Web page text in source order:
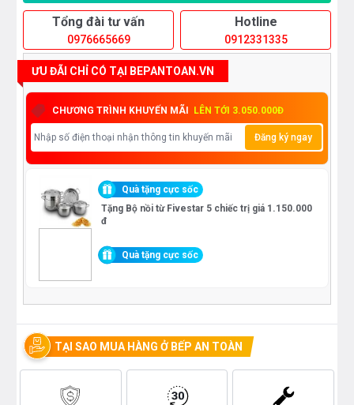
Tổng đài tư vấn
0976665669
Hotline
0912331335
ƯU ĐÃI CHỈ CÓ TẠI BEPANTOAN.VN
CHƯƠNG TRÌNH KHUYẾN MÃI LÊN TỚI 3.050.000Đ
Đăng ký ngay
Quà tặng cực sốc
Tặng Bộ nồi từ Fivestar 5 chiếc trị giá 1.150.000
đ
Quà tặng cực sốc
TẠI SAO MUA HÀNG Ở BẾP AN TOÀN